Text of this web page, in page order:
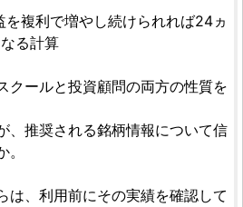
を複利で増やし続けられれば24ヵ
る計算
クールと投資顧問の両方の性質を
、推奨される銘柄情報について信
は、利用前にその実績を確認して